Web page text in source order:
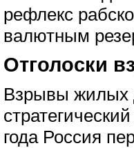
рефлекс
валютным
Отголоски
Взрывы жилых
года Россия